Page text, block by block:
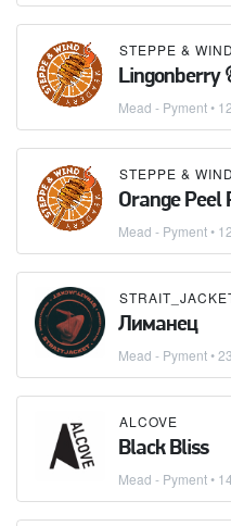
Lingonberry
Mead - Pyment•
Orange Peel
Mead - Pyment•
Лиманец
Mead - Pyment•
ALCOVE
Black Bliss
Mead - Pyment•